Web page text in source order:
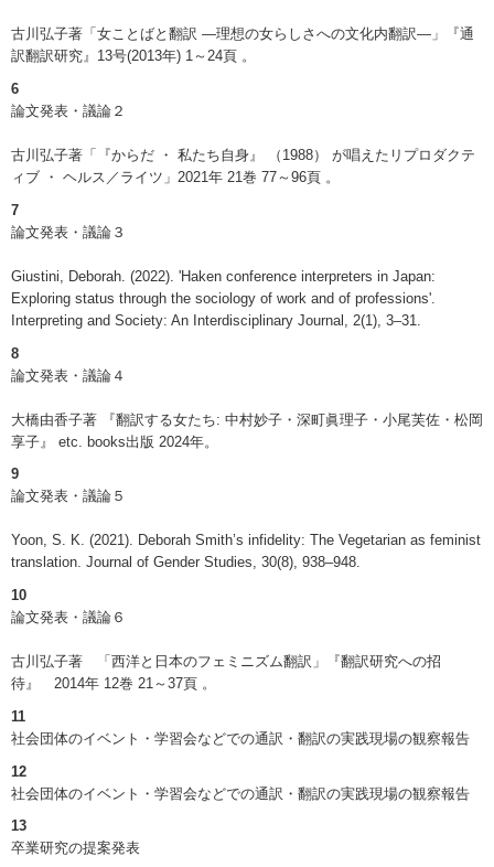
古川弘子著「女ことばと翻訳 ―理想の女らしさへの文化内翻訳―」『通
訳翻訳研究』13号(2013年) 1～24頁 。
6
論文発表・議論２
古川弘子著「『からだ ・ 私たち自身』 （1988） が唱えたリプロダクテ
ィブ ・ ヘルス／ライツ」2021年 21巻 77～96頁 。
7
論文発表・議論３
Giustini, Deborah. (2022). 'Haken conference interpreters in Japan:
Exploring status through the sociology of work and of professions'.
Interpreting and Society: An Interdisciplinary Journal, 2(1), 3–31.
8
論文発表・議論４
大橋由香子著 『翻訳する女たち: 中村妙子・深町眞理子・小尾芙佐・松岡
享子』 etc. books出版 2024年。
9
論文発表・議論５
Yoon, S. K. (2021). Deborah Smith’s infidelity: The Vegetarian as feminist
translation. Journal of Gender Studies, 30(8), 938–948.
10
論文発表・議論６
古川弘子著 「西洋と日本のフェミニズム翻訳」『翻訳研究への招
待』 2014年 12巻 21～37頁 。
11
社会団体のイベント・学習会などでの通訳・翻訳の実践現場の観察報告
12
社会団体のイベント・学習会などでの通訳・翻訳の実践現場の観察報告
13
卒業研究の提案発表